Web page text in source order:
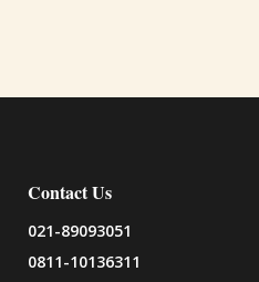
Contact Us
021-89093051
0811-10136311